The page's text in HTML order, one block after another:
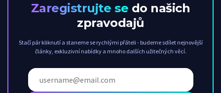
Zaregistrujte se do našich
zpravodajů
Stačí pár kliknutí a staneme se rychlými přáteli - budeme sdílet nejnovější
články, exkluzivní nabídky a mnoho dalších užitečných věcí.